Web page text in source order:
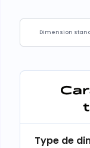
Dimension
Type de